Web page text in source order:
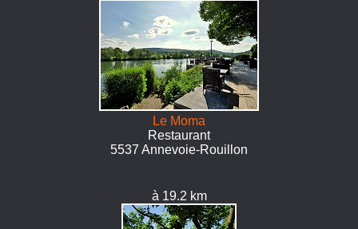
Le Moma
Restaurant
5537 Annevoie-Rouillon
à 19.2 km